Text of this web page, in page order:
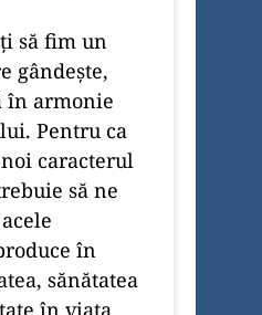
să fim un
gândeşte,
în armonie
Pentru ca
caracterul
să ne
în
sănătatea
în viaţa